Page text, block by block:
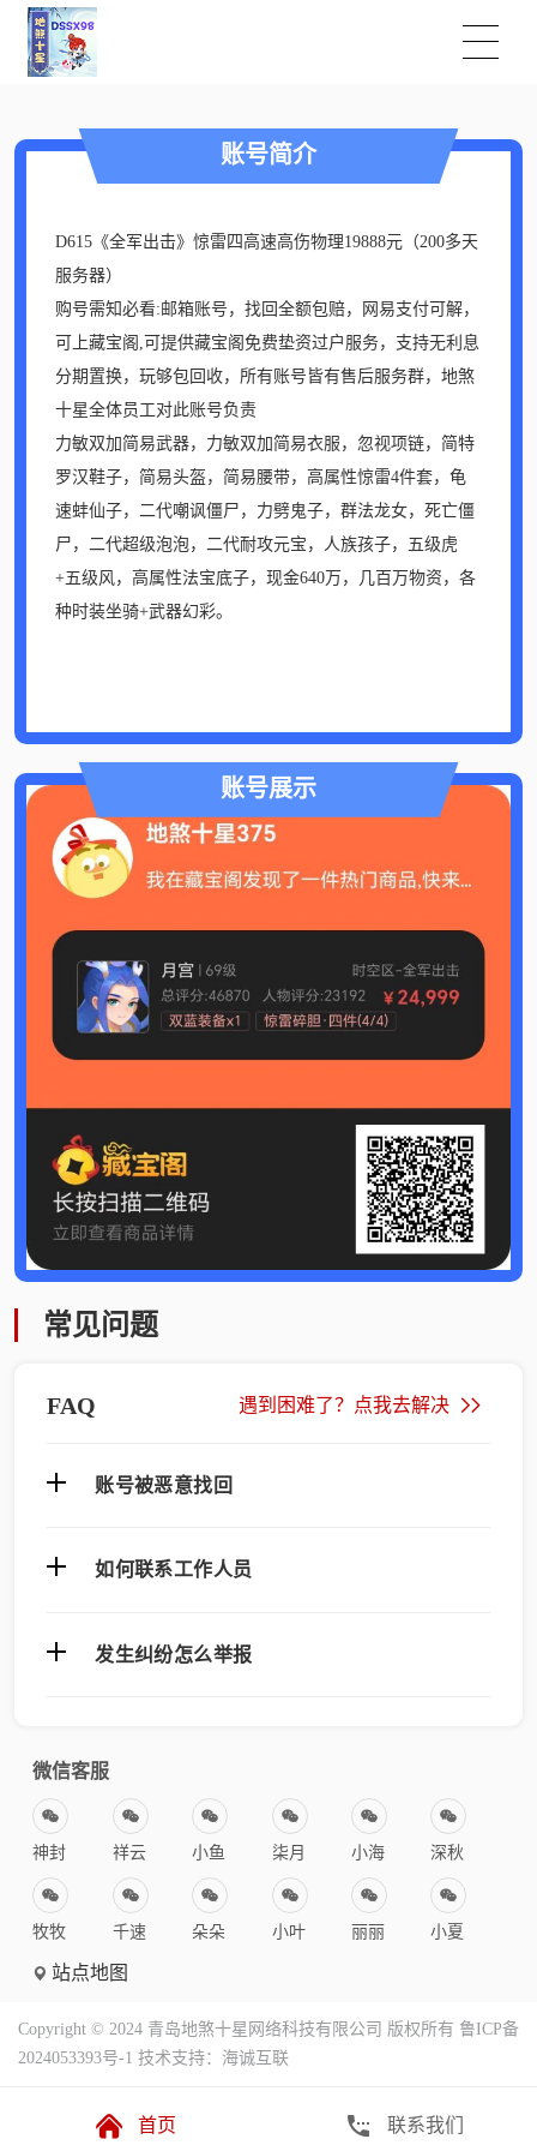
账号简介
D615《全军出击》惊雷四高速高伤物理19888元（200多天
服务器）
购号需知必看:邮箱账号，找回全额包赔，网易支付可解，
可上藏宝阁,可提供藏宝阁免费垫资过户服务，支持无利息
分期置换，玩够包回收，所有账号皆有售后服务群，地煞
十星全体员工对此账号负责
力敏双加简易武器，力敏双加简易衣服，忽视项链，简特
罗汉鞋子，简易头盔，简易腰带，高属性惊雷4件套，龟
速蚌仙子，二代嘲讽僵尸，力劈鬼子，群法龙女，死亡僵
尸，二代超级泡泡，二代耐攻元宝，人族孩子，五级虎
+五级风，高属性法宝底子，现金640万，几百万物资，各
种时装坐骑+武器幻彩。
账号展示
常见问题
FAQ 遇到困难了？点我去解决
账号被恶意找回
如何联系工作人员
发生纠纷怎么举报
微信客服
神封 祥云 小鱼 柒月 小海 深秋
牧牧 千速 朵朵 小叶 丽丽 小夏
站点地图
Copyright © 2024 青岛地煞十星网络科技有限公司 版权所有 鲁ICP备
2024053393号-1 技术支持：海诚互联
首页 联系我们